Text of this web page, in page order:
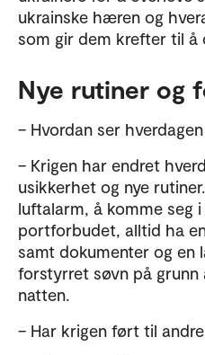
ukrainske hæren og
som gir dem krefter til å
Nye rutiner og
– Hvordan ser
– Krigen har endret
usikkerhet og nye
luftalarm, å komme seg
portforbudet, alltid ha
samt dokumenter og en
forstyrret søvn på
natten.
– Har krigen ført til